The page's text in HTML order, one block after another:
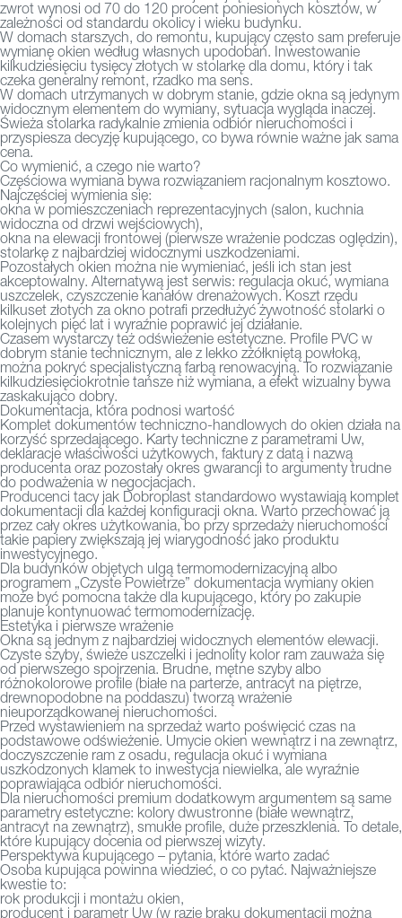
zwrot wynosi od 70 do 120 procent poniesionych kosztów, w
zależności od standardu okolicy i wieku budynku.
W domach starszych, do remontu, kupujący często sam preferuje
wymianę okien według własnych upodobań. Inwestowanie
kilkudziesięciu tysięcy złotych w stolarkę dla domu, który i tak
czeka generalny remont, rzadko ma sens.
W domach utrzymanych w dobrym stanie, gdzie okna są jedynym
widocznym elementem do wymiany, sytuacja wygląda inaczej.
Świeża stolarka radykalnie zmienia odbiór nieruchomości i
przyspiesza decyzję kupującego, co bywa równie ważne jak sama
cena.
Co wymienić, a czego nie warto?
Częściowa wymiana bywa rozwiązaniem racjonalnym kosztowo.
Najczęściej wymienia się:
okna w pomieszczeniach reprezentacyjnych (salon, kuchnia
widoczna od drzwi wejściowych),
okna na elewacji frontowej (pierwsze wrażenie podczas oględzin),
stolarkę z najbardziej widocznymi uszkodzeniami.
Pozostałych okien można nie wymieniać, jeśli ich stan jest
akceptowalny. Alternatywą jest serwis: regulacja okuć, wymiana
uszczelek, czyszczenie kanałów drenażowych. Koszt rzędu
kilkuset złotych za okno potrafi przedłużyć żywotność stolarki o
kolejnych pięć lat i wyraźnie poprawić jej działanie.
Czasem wystarczy też odświeżenie estetyczne. Profile PVC w
dobrym stanie technicznym, ale z lekko zżółkniętą powłoką,
można pokryć specjalistyczną farbą renowacyjną. To rozwiązanie
kilkudziesięciokrotnie tańsze niż wymiana, a efekt wizualny bywa
zaskakująco dobry.
Dokumentacja, która podnosi wartość
Komplet dokumentów techniczno-handlowych do okien działa na
korzyść sprzedającego. Karty techniczne z parametrami Uw,
deklaracje właściwości użytkowych, faktury z datą i nazwą
producenta oraz pozostały okres gwarancji to argumenty trudne
do podważenia w negocjacjach.
Producenci tacy jak Dobroplast standardowo wystawiają komplet
dokumentacji dla każdej konfiguracji okna. Warto przechować ją
przez cały okres użytkowania, bo przy sprzedaży nieruchomości
takie papiery zwiększają jej wiarygodność jako produktu
inwestycyjnego.
Dla budynków objętych ulgą termomodernizacyjną albo
programem „Czyste Powietrze” dokumentacja wymiany okien
może być pomocna także dla kupującego, który po zakupie
planuje kontynuować termomodernizację.
Estetyka i pierwsze wrażenie
Okna są jednym z najbardziej widocznych elementów elewacji.
Czyste szyby, świeże uszczelki i jednolity kolor ram zauważa się
od pierwszego spojrzenia. Brudne, mętne szyby albo
różnokolorowe profile (białe na parterze, antracyt na piętrze,
drewnopodobne na poddaszu) tworzą wrażenie
nieuporządkowanej nieruchomości.
Przed wystawieniem na sprzedaż warto poświęcić czas na
podstawowe odświeżenie. Umycie okien wewnątrz i na zewnątrz,
doczyszczenie ram z osadu, regulacja okuć i wymiana
uszkodzonych klamek to inwestycja niewielka, ale wyraźnie
poprawiająca odbiór nieruchomości.
Dla nieruchomości premium dodatkowym argumentem są same
parametry estetyczne: kolory dwustronne (białe wewnątrz,
antracyt na zewnątrz), smukłe profile, duże przeszklenia. To detale,
które kupujący docenia od pierwszej wizyty.
Perspektywa kupującego – pytania, które warto zadać
Osoba kupująca powinna wiedzieć, o co pytać. Najważniejsze
kwestie to:
rok produkcji i montażu okien,
producent i parametr Uw (w razie braku dokumentacji można